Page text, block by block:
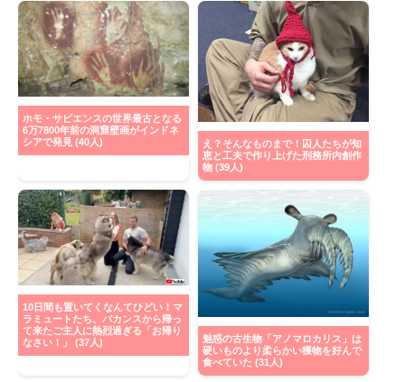
ホモ・サピエンスの世界最古となる
6万7800年前の洞窟壁画がインドネ
シアで発見 (40人)
え？そんなものまで！囚人たちが知
恵と工夫で作り上げた刑務所内創作
物 (39人)
10日間も置いてくなんてひどい！マ
ラミュートたち、バカンスから帰っ
て来たご主人に熱烈過ぎる「お帰り
なさい！」 (37人)
魅惑の古生物「アノマロカリス」は
硬いものより柔らかい獲物を好んで
食べていた (31人)